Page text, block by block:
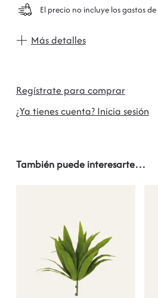
El precio no incluye los gastos
Más detalles
Regístrate para comprar
¿Ya tienes cuenta? Inicia sesión
También puede interesarte…